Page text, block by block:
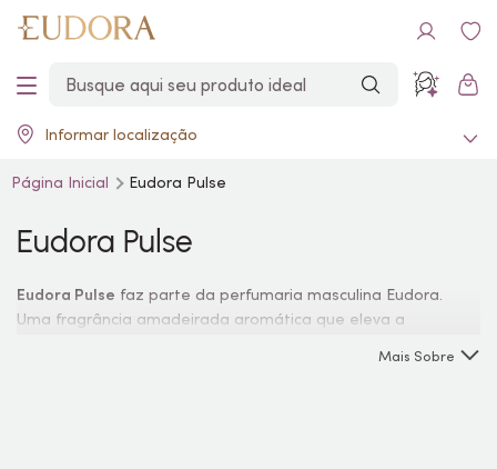
Informar localização
Página Inicial Eudora Pulse
Eudora Pulse
Eudora Pulse faz parte da perfumaria masculina Eudora.
Uma fragrância amadeirada aromática que eleva a
Mais Sobre